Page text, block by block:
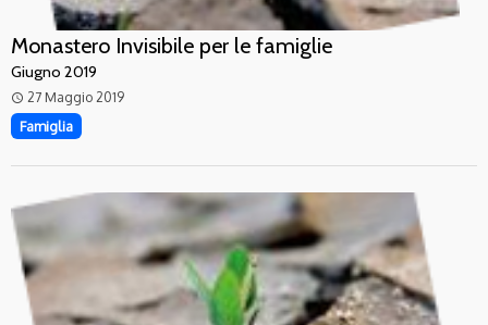
Monastero Invisibile per le famiglie
Giugno 2019
access_time 27 Maggio 2019
Famiglia